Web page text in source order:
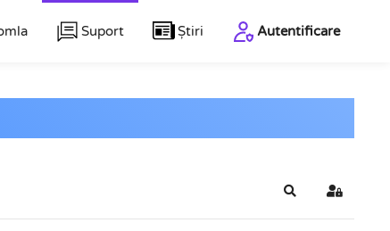
Suport Știri Autentificare
Căutare